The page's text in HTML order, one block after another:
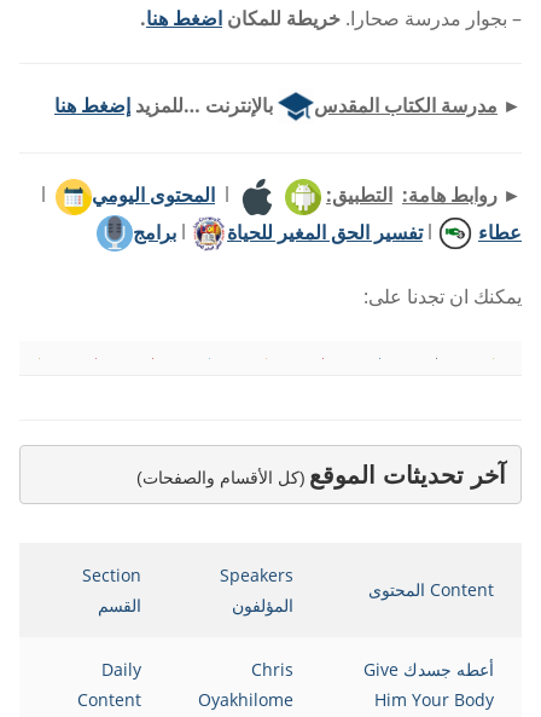
– بجوار مدرسة صحارا. خريطة للمكان اضغط هنا.
► مدرسة الكتاب المقدس بالإنترنت …للمزيد إضغط هنا
► روابط هامة: التطبيق: المحتوى اليومي
عطاء
تفسير الحق المغير للحياة برامج
يمكنك ان تجدنا على:
آخر تحديثات الموقع (كل الأقسام والصفحات)
Content المحتوى
Speakers
المؤلفون
Section
القسم
أعطه جسدك Give
Him Your Body
Chris
Oyakhilome
Daily
Content